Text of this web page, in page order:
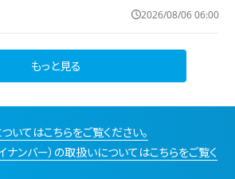
2026/08/06 06:00
もっと見る
てはこちらをご覧ください。
ンバー）の取扱いについてはこちらをご覧く